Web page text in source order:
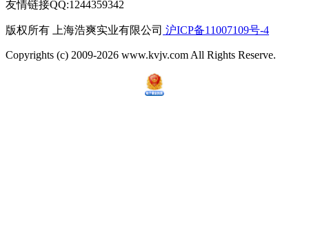
友情链接QQ:1244359342
版权所有 上海浩爽实业有限公司 沪ICP备11007109号-4
Copyrights (c) 2009-2026 www.kvjv.com All Rights Reserve.